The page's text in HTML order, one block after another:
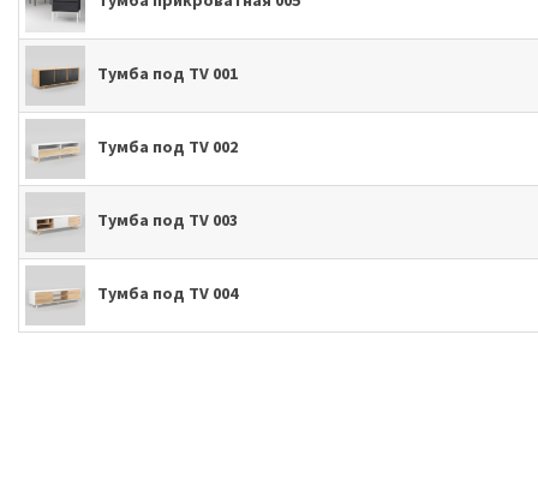
Тумба под TV 001
Тумба под TV 002
Тумба под TV 003
Тумба под TV 004